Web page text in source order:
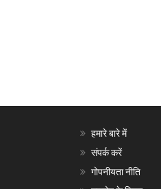
हमारे बारे में
संपर्क करें
गोपनीयता नीति